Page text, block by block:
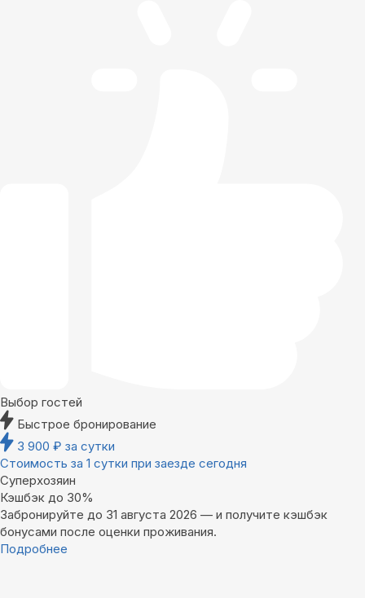
Выбор гостей
Быстрое бронирование
3 900 ₽ за сутки
Стоимость за 1 сутки при заезде сегодня
Суперхозяин
Кэшбэк до 30%
Забронируйте до 31 августа 2026 — и получите кэшбэк
бонусами после оценки проживания.
Подробнее